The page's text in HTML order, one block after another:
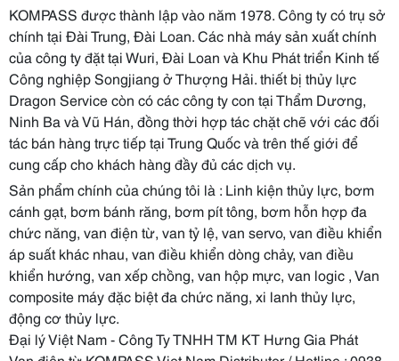
KOMPASS được thành lập vào năm 1978. Công ty có trụ sở
chính tại Đài Trung, Đài Loan. Các nhà máy sản xuất chính
của công ty đặt tại Wuri, Đài Loan và Khu Phát triển Kinh tế
Công nghiệp Songjiang ở Thượng Hải. thiết bị thủy lực
Dragon Service còn có các công ty con tại Thẩm Dương,
Ninh Ba và Vũ Hán, đồng thời hợp tác chặt chẽ với các đối
tác bán hàng trực tiếp tại Trung Quốc và trên thế giới để
cung cấp cho khách hàng đầy đủ các dịch vụ.
Sản phẩm chính của chúng tôi là : Linh kiện thủy lực, bơm
cánh gạt, bơm bánh răng, bơm pít tông, bơm hỗn hợp đa
chức năng, van điện từ, van tỷ lệ, van servo, van điều khiển
áp suất khác nhau, van điều khiển dòng chảy, van điều
khiển hướng, van xếp chồng, van hộp mực, van logic , Van
composite máy đặc biệt đa chức năng, xi lanh thủy lực,
động cơ thủy lực.
Đại lý Việt Nam - Công Ty TNHH TM KT Hưng Gia Phát